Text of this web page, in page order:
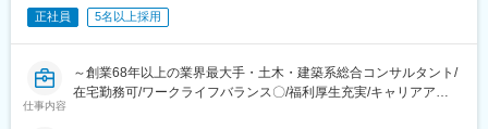
崎県)、佐世保駅、那覇空港駅(鉄道)、秋葉原駅、高田馬場駅、綾
瀬駅、豊田駅、溝の口駅、なんば駅(地下鉄)、心斎橋駅、天王寺
駅、金山駅(愛知県)、伏見駅(愛知県)、博多駅、中洲川端駅、山科
駅、久喜駅、本八幡駅(総武線)、大宮駅(埼玉県)、さっぽろ駅、函
館駅前駅、津軽五所川原駅、田茂山駅、あおば通駅、曽根田駅、
働きがいを感じながら、能力を100％発揮し成果をあげることが
できるよう、多様な働き方の推進・定着を強化。
在宅勤務、サテライトオフィスの他に、移動時間の有効活用を目
的として、モバイルワークを活用しています。
正社員 5名以上採用
仕事内容
～創業68年以上の業界最大手・土木・建築系総合コンサルタント/
在宅勤務可/ワークライフバランス〇/福利厚生充実/キャリアアッ